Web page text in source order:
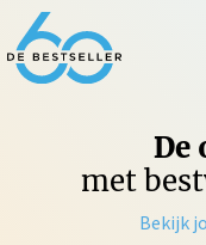
De
met
Bekijk